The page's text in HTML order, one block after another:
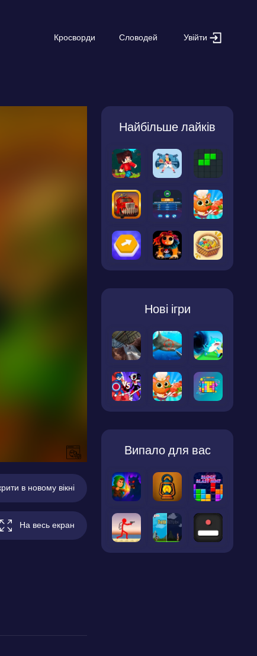
Кросворди Словодей Увійти
в новому вікні
На весь екран
Найбільше лайків
Нові ігри
Випало для вас